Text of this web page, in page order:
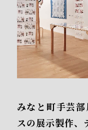
みなと町手芸
スの展示製作、